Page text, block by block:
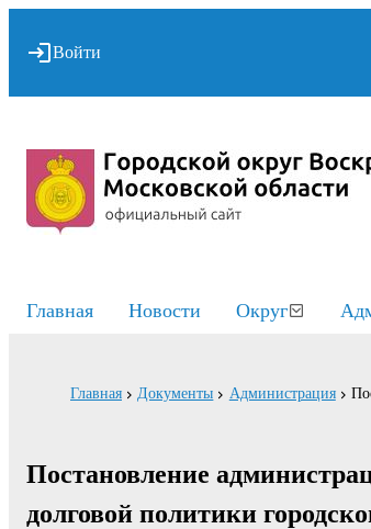
Войти
Главная Новости Округ
Главная Документы Администрация
Постановление
долговой политики